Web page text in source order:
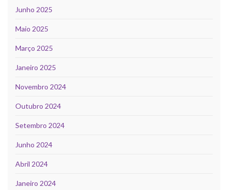
Junho 2025
Maio 2025
Março 2025
Janeiro 2025
Novembro 2024
Outubro 2024
Setembro 2024
Junho 2024
Abril 2024
Janeiro 2024